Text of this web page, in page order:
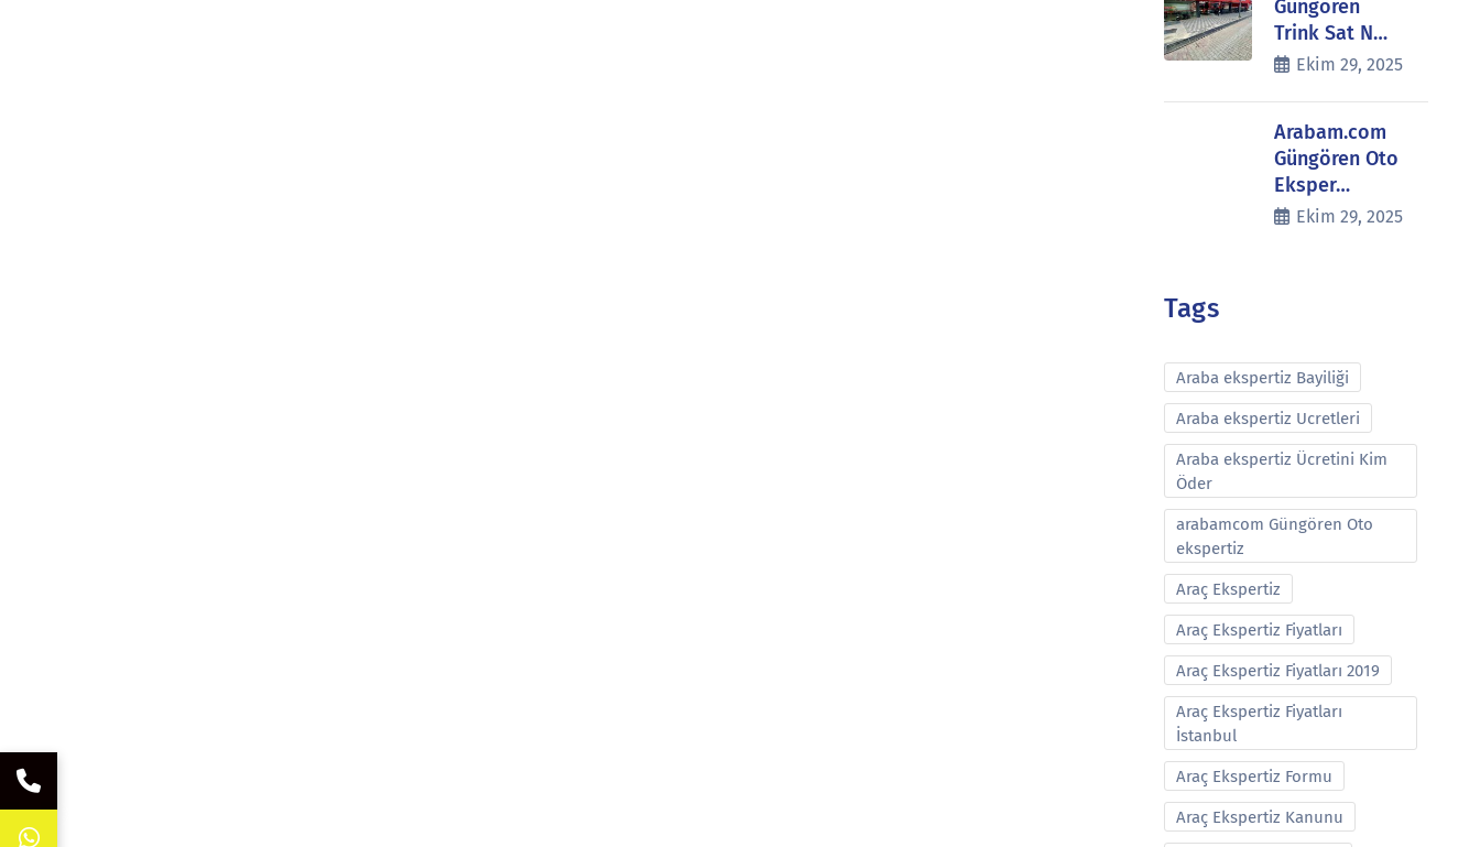
Güngören
Trink Sat N…
Ekim 29, 2025
Arabam.com
Güngören Oto
Eksper…
Ekim 29, 2025
Tags
Araba ekspertiz Bayiliği
Araba ekspertiz Ucretleri
Araba ekspertiz Ücretini Kim
Öder
arabamcom Güngören Oto
ekspertiz
Araç Ekspertiz
Araç Ekspertiz Fiyatları
Araç Ekspertiz Fiyatları 2019
Araç Ekspertiz Fiyatları
İstanbul
Araç Ekspertiz Formu
Araç Ekspertiz Kanunu